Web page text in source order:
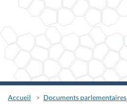
Accueil
Documents parlementaires